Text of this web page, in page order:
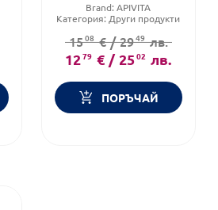
200ml
Brand:APIVITA
Категория: Други продукти
Тип козметика:Натурална
козметика
1508€ / 2949лв.
1279 € / 2502 лв.
ПОРЪЧАЙ